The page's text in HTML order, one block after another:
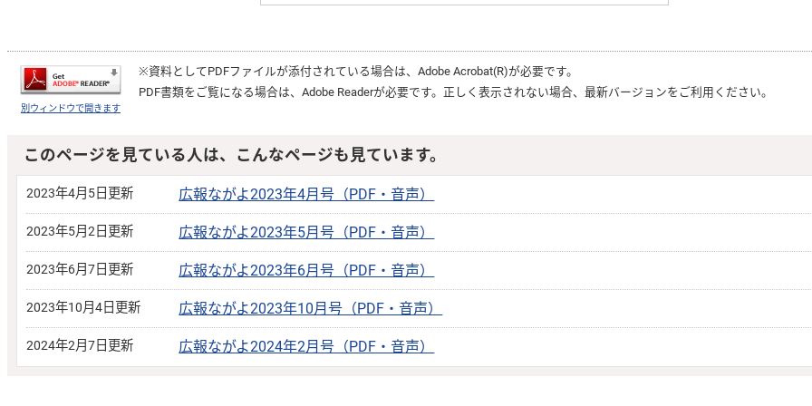
別ウィンドウで開きます
※資料としてPDFファイルが添付されている場合は、 Adobe Acrobat(R)が必要です。
PDF書類をご覧になる場合は、 Adobe Readerが必要です。正しく表示されない場合、最新バージョンをご利用ください。
このページを見ている人は、こんなページも見ています。
2023年4月5日更新 広報ながよ2023年4月号（PDF・音声）
2023年5月2日更新 広報ながよ2023年5月号（PDF・音声）
2023年6月7日更新 広報ながよ2023年6月号（PDF・音声）
2023年10月4日更新 広報ながよ2023年10月号（PDF・音声）
2024年2月7日更新 広報ながよ2024年2月号（PDF・音声）